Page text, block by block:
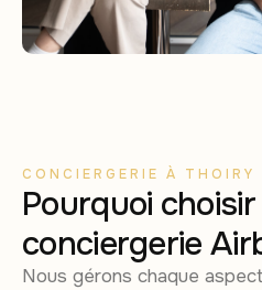
CONCIERGERIE À THOIRY
Pourquoi
conciergerie
Nous gérons chaque